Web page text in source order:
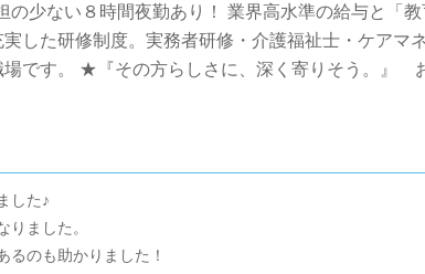
少ない８時間夜勤あり！ 業界高水準の給与と「教
した研修制度。実務者研修・介護福祉士・ケアマ
です。 ★『その方らしさに、深く寄りそう。』
した♪
ました。
のも助かりました！